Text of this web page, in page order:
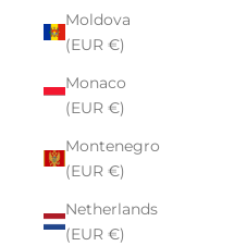
Moldova
(EUR €)
Monaco
(EUR €)
Montenegro
(EUR €)
Netherlands
(EUR €)